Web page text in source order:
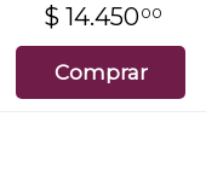
$ 14.45000
Comprar